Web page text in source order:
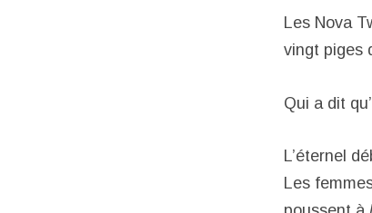
Les Nova
vingt piges
Qui a dit
L’éternel
Les